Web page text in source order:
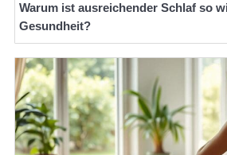
Warum ist ausreichender Schlaf so
Gesundheit?